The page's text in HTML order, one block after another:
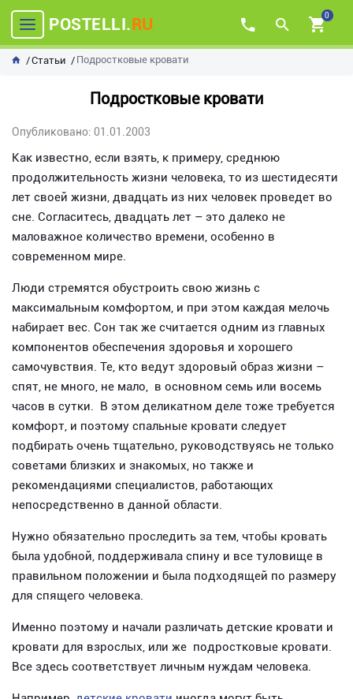
POSTELLI.RU 0
Статьи Подростковые кровати
Подростковые кровати
Опубликовано: 01.01.2003
Как известно, если взять, к примеру, среднюю
продолжительность жизни человека, то из шестидесяти
лет своей жизни, двадцать из них человек проведет во
сне. Согласитесь, двадцать лет – это далеко не
маловажное количество времени, особенно в
современном мире.
Люди стремятся обустроить свою жизнь с
максимальным комфортом, и при этом каждая мелочь
набирает вес. Сон так же считается одним из главных
компонентов обеспечения здоровья и хорошего
самочувствия. Те, кто ведут здоровый образ жизни –
спят, не много, не мало, в основном семь или восемь
часов в сутки. В этом деликатном деле тоже требуется
комфорт, и поэтому спальные кровати следует
подбирать очень тщательно, руководствуясь не только
советами близких и знакомых, но также и
рекомендациями специалистов, работающих
непосредственно в данной области.
Нужно обязательно проследить за тем, чтобы кровать
была удобной, поддерживала спину и все туловище в
правильном положении и была подходящей по размеру
для спящего человека.
Именно поэтому и начали различать детские кровати и
кровати для взрослых, или же подростковые кровати.
Все здесь соответствует личным нуждам человека.